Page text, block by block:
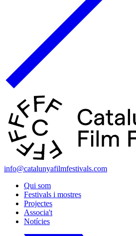
info@catalunyafilmfestivals.com
Qui som
Festivals i mostres
Projectes
Associa't
Notícies